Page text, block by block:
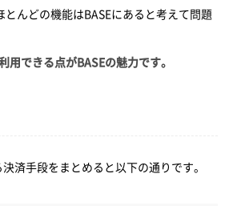
とんどの機能はBASEにあると考えて問題
用できる点がBASEの魅力です。
済手段をまとめると以下の通りです。